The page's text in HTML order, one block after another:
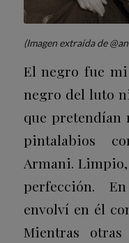
(Imagen extraída de
El negro fue
negro del luto
que pretendían
pintalabios
Armani.
perfección.
envolví en él
Mientras otras